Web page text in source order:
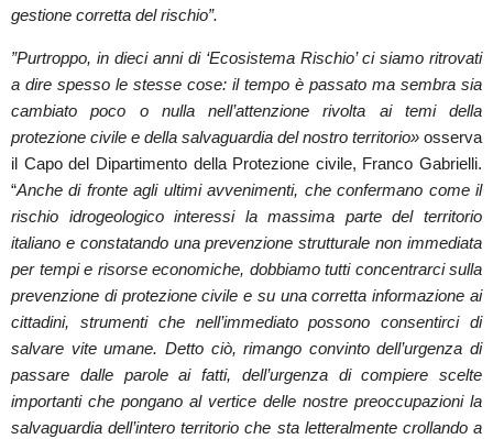
gestione corretta del rischio”.
”Purtroppo, in dieci anni di ‘Ecosistema Rischio’ ci siamo ritrovati
a dire spesso le stesse cose: il tempo è passato ma sembra sia
cambiato poco o nulla nell’attenzione rivolta ai temi della
protezione civile e della salvaguardia del nostro territorio» osserva
il Capo del Dipartimento della Protezione civile, Franco Gabrielli.
“Anche di fronte agli ultimi avvenimenti, che confermano come il
rischio idrogeologico interessi la massima parte del territorio
italiano e constatando una prevenzione strutturale non immediata
per tempi e risorse economiche, dobbiamo tutti concentrarci sulla
prevenzione di protezione civile e su una corretta informazione ai
cittadini, strumenti che nell’immediato possono consentirci di
salvare vite umane. Detto ciò, rimango convinto dell’urgenza di
passare dalle parole ai fatti, dell’urgenza di compiere scelte
importanti che pongano al vertice delle nostre preoccupazioni la
salvaguardia dell’intero territorio che sta letteralmente crollando a